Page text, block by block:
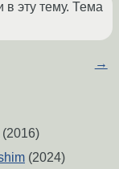
эту тему. Тема
→
(2016)
(2024)